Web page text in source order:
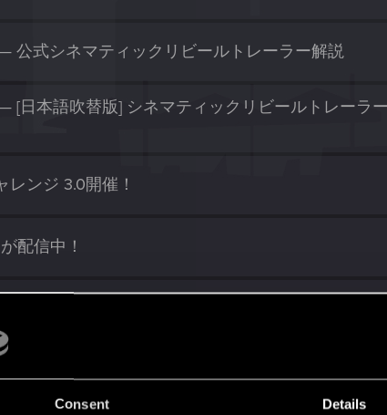
Consent Details
公式シネマティックリビールトレーラー解説
[日本語吹替版] シネマティックリビールトレーラー
レンジ 3.0開催！
配信中！
使いこなそう
ス」編のストーリーを公開！